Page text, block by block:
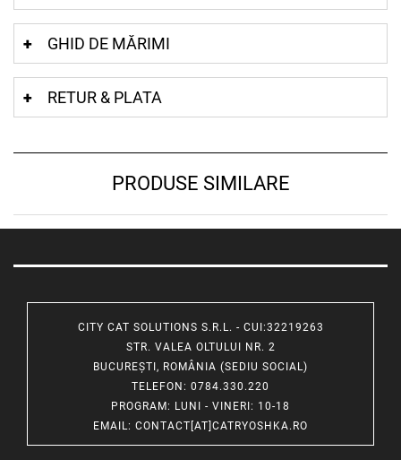
GHID DE MĂRIMI
RETUR & PLATA
PRODUSE SIMILARE
CITY CAT SOLUTIONS S.R.L. - CUI:32219263
STR. VALEA OLTULUI NR. 2
BUCUREȘTI, ROMÂNIA (SEDIU SOCIAL)
TELEFON : 0784.330.220
PROGRAM: LUNI - VINERI: 10-18
EMAIL: CONTACT[AT]CATRYOSHKA.RO